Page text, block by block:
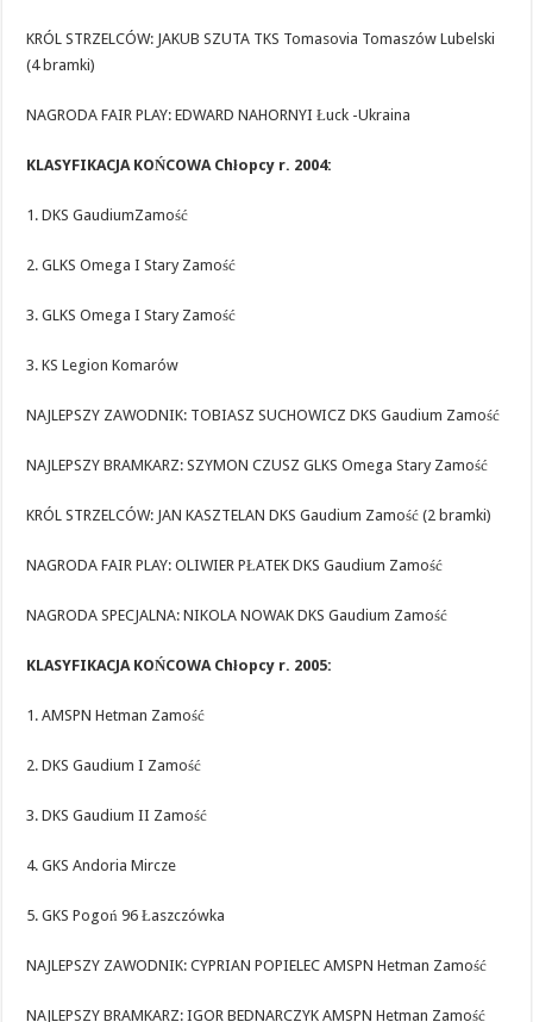
KRÓL STRZELCÓW: JAKUB SZUTA TKS Tomasovia Tomaszów Lubelski
(4 bramki)
NAGRODA FAIR PLAY: EDWARD NAHORNYI Łuck -Ukraina
KLASYFIKACJA KOŃCOWA Chłopcy r. 2004:
1. DKS GaudiumZamość
2. GLKS Omega I Stary Zamość
3. GLKS Omega I Stary Zamość
3. KS Legion Komarów
NAJLEPSZY ZAWODNIK: TOBIASZ SUCHOWICZ DKS Gaudium Zamość
NAJLEPSZY BRAMKARZ: SZYMON CZUSZ GLKS Omega Stary Zamość
KRÓL STRZELCÓW: JAN KASZTELAN DKS Gaudium Zamość (2 bramki)
NAGRODA FAIR PLAY: OLIWIER PŁATEK DKS Gaudium Zamość
NAGRODA SPECJALNA: NIKOLA NOWAK DKS Gaudium Zamość
KLASYFIKACJA KOŃCOWA Chłopcy r. 2005:
1. AMSPN Hetman Zamość
2. DKS Gaudium I Zamość
3. DKS Gaudium II Zamość
4. GKS Andoria Mircze
5. GKS Pogoń 96 Łaszczówka
NAJLEPSZY ZAWODNIK: CYPRIAN POPIELEC AMSPN Hetman Zamość
NAJLEPSZY BRAMKARZ: IGOR BEDNARCZYK AMSPN Hetman Zamość